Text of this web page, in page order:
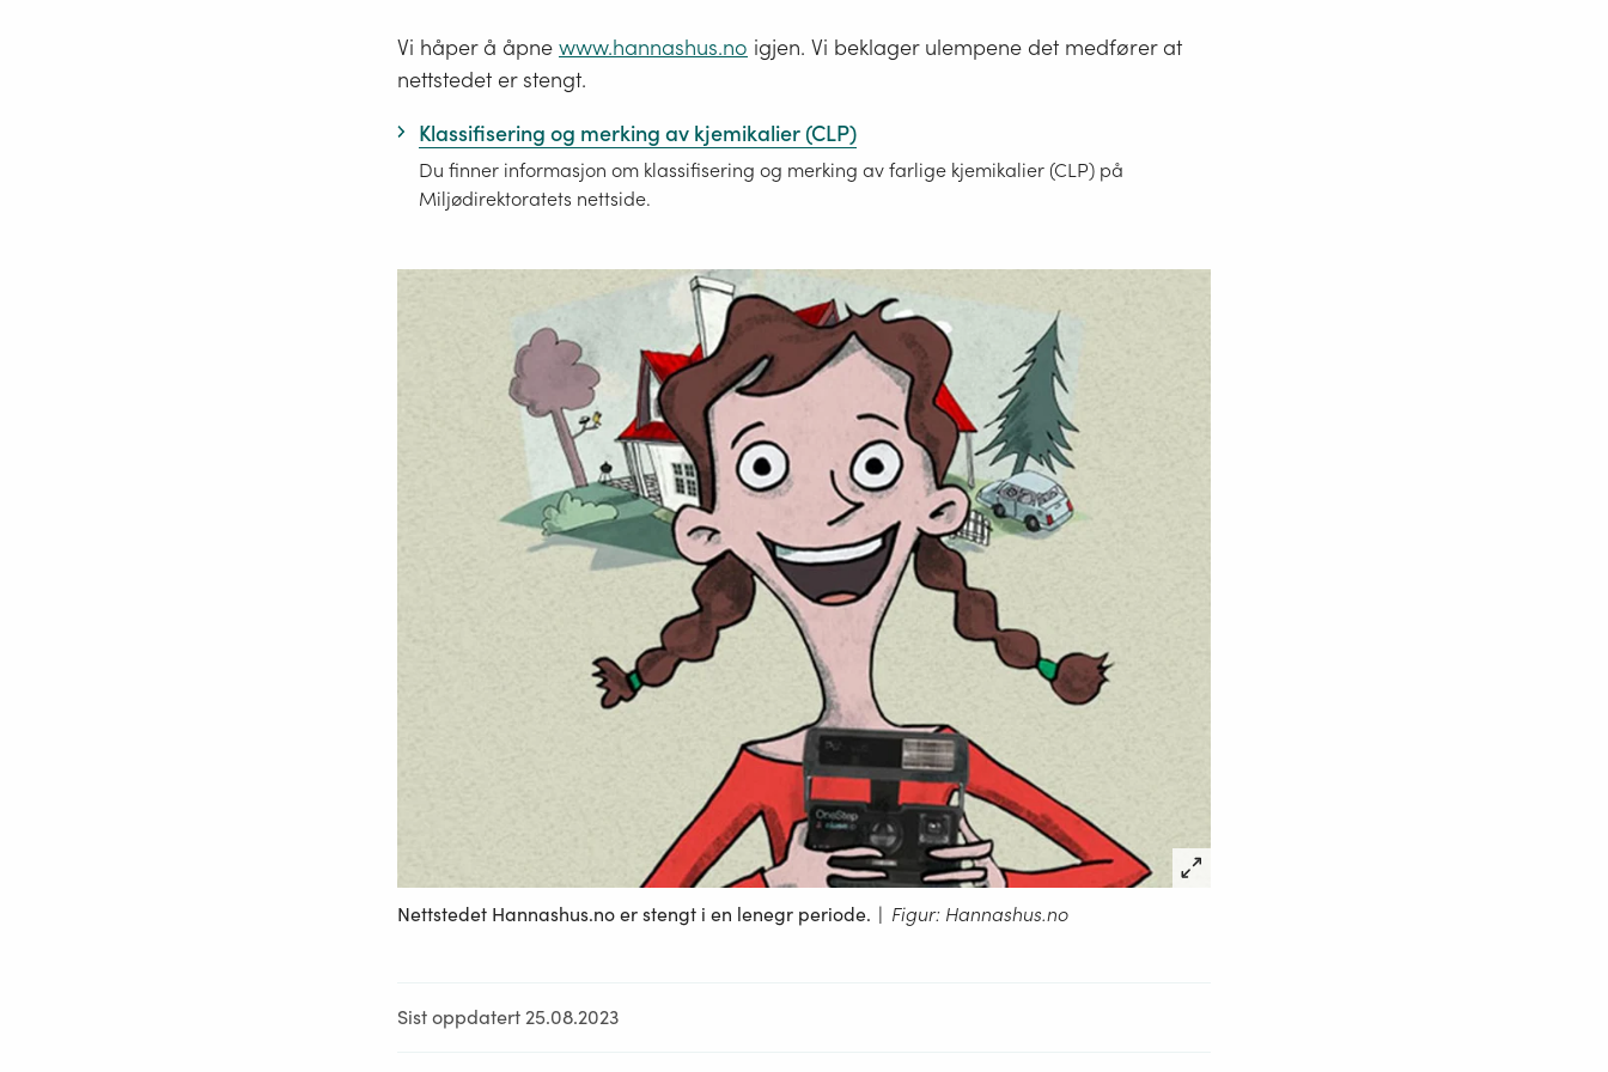
Vi håper å åpne www.hannashus.no igjen. Vi beklager ulempene det medfører at
nettstedet er stengt.
Klassifisering og merking av kjemikalier (CLP)
Du finner informasjon om klassifisering og merking av farlige kjemikalier (CLP) på
Miljødirektoratets nettside.
Nettstedet Hannashus.no er stengt i en lenegr periode. | Figur: Hannashus.no
Sist oppdatert 25.08.2023